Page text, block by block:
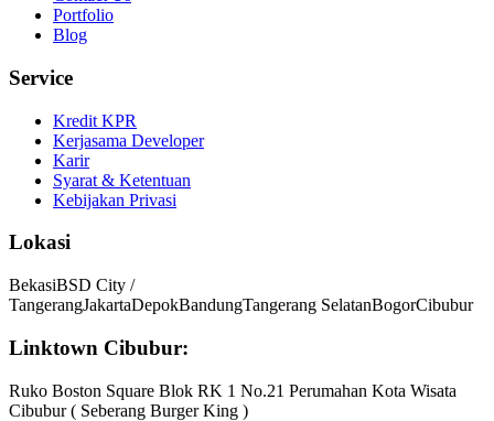
Portfolio
Blog
Service
Kredit KPR
Kerjasama Developer
Karir
Syarat & Ketentuan
Kebijakan Privasi
Lokasi
BekasiBSD City /
TangerangJakartaDepokBandungTangerang SelatanBogorCibubur
Linktown Cibubur:
Ruko Boston Square Blok RK 1 No.21 Perumahan Kota Wisata
Cibubur ( Seberang Burger King )